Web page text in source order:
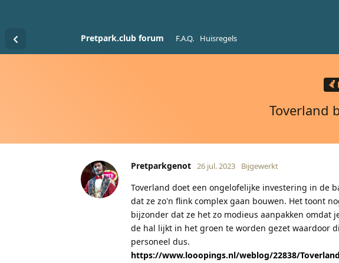
Pretpark.club forum F.A.Q. Huisregels
Toverland
Pretparkgenot 26 jul. 2023 Bijgewerkt
Toverland doet een ongelofelijke investering in de
dat ze zo'n flink complex gaan bouwen. Het toont
bijzonder dat ze het zo modieus aanpakken omdat
de hal lijkt in het groen te worden gezet waardoor
personeel dus.
https://www.looopings.nl/weblog/22838/